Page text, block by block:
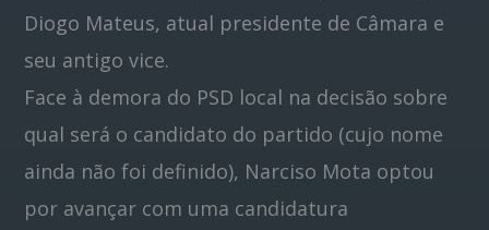
Diogo Mateus, atual presidente de Câmara e
seu antigo vice.
Face à demora do PSD local na decisão sobre
qual será o candidato do partido (cujo nome
ainda não foi definido), Narciso Mota optou
por avançar com uma candidatura